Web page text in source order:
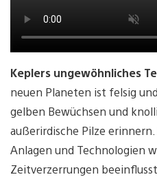
Keplers ungewöhnliches
neuen Planeten ist felsig
gelben Bewüchsen und
außerirdische Pilze erinnern.
Anlagen und Technologien
Zeitverzerrungen